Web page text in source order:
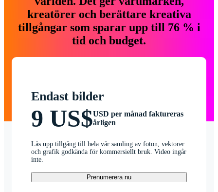
kreatörer och berättare kreativa
tillgångar som sparar upp till 76 % i
tid och budget.
Endast bilder
9 US$USD per månad faktureras
årligen
Lås upp tillgång till hela vår samling av foton, vektorer
och grafik godkända för kommersiellt bruk. Video ingår
inte.
Prenumerera nu